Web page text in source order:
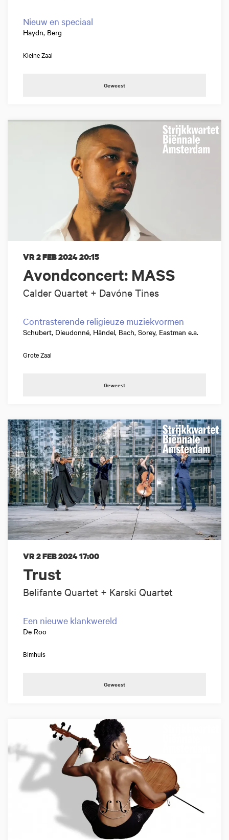
Nieuw en speciaal
Haydn, Berg
Kleine Zaal
Geweest
Avondconcert: MASS
Calder Quartet + Davóne Tines
VR 2 FEB 202420:15
Contrasterende religieuze muziekvormen
Schubert, Dieudonné, Händel, Bach, Sorey, Eastman e.a.
Grote Zaal
Geweest
Trust
Belifante Quartet + Karski Quartet
VR 2 FEB 202417:00
Een nieuwe klankwereld
De Roo
Bimhuis
Geweest